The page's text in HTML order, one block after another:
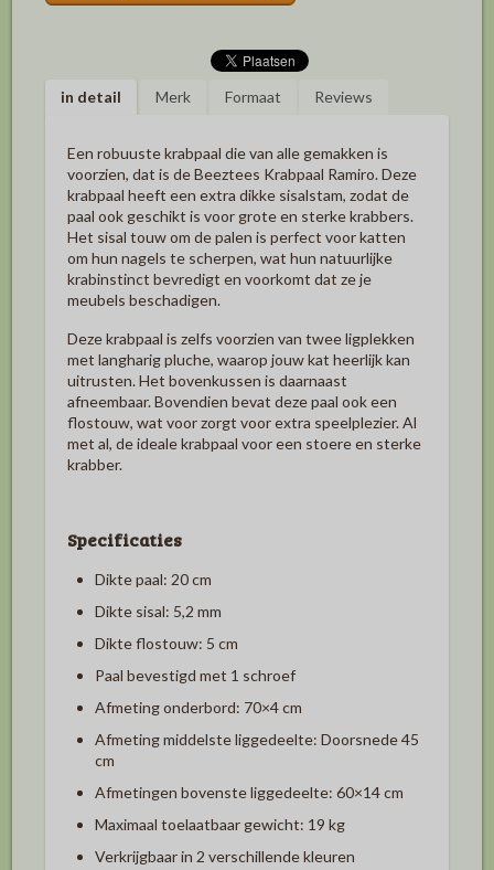
in detail Merk Formaat Reviews
Een robuuste krabpaal die van alle gemakken is
voorzien, dat is de Beeztees Krabpaal Ramiro. Deze
krabpaal heeft een extra dikke sisalstam, zodat de
paal ook geschikt is voor grote en sterke krabbers.
Het sisal touw om de palen is perfect voor katten
om hun nagels te scherpen, wat hun natuurlijke
krabinstinct bevredigt en voorkomt dat ze je
meubels beschadigen.
Deze krabpaal is zelfs voorzien van twee ligplekken
met langharig pluche, waarop jouw kat heerlijk kan
uitrusten. Het bovenkussen is daarnaast
afneembaar. Bovendien bevat deze paal ook een
flostouw, wat voor zorgt voor extra speelplezier. Al
met al, de ideale krabpaal voor een stoere en sterke
krabber.
Specificaties
Dikte paal: 20 cm
Dikte sisal: 5,2 mm
Dikte flostouw: 5 cm
Paal bevestigd met 1 schroef
Afmeting onderbord: 70×4 cm
Afmeting middelste liggedeelte: Doorsnede 45
cm
Afmetingen bovenste liggedeelte: 60×14 cm
Maximaal toelaatbaar gewicht: 19 kg
Verkrijgbaar in 2 verschillende kleuren